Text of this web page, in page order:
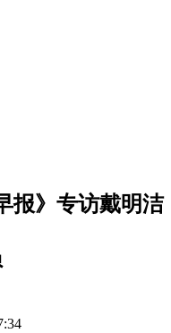
报》专访戴明洁